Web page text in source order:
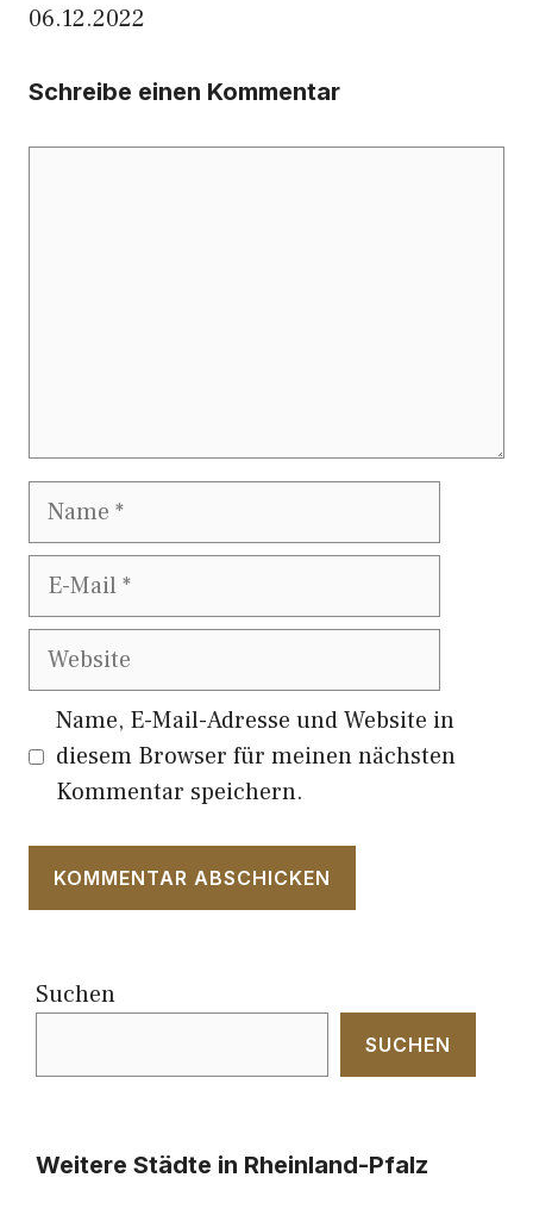
06.12.2022
Schreibe einen Kommentar
Name
E-
Website
Name, E-Mail-Adresse und Website in
diesem Browser für meinen nächsten
Kommentar speichern.
Suchen
SUCHEN
Weitere Städte in Rheinland-Pfalz